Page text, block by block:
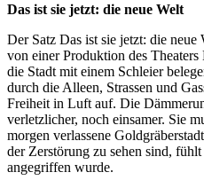
Das ist sie jetzt: die neue Welt
Der Satz Das ist sie jetzt: die
von einer Produktion des
die Stadt mit einem Schleier
durch die Alleen, Strassen und
Freiheit in Luft auf. Die
verletzlicher, noch einsamer. Sie
morgen verlassene
der Zerstörung zu sehen sind,
angegriffen wurde.